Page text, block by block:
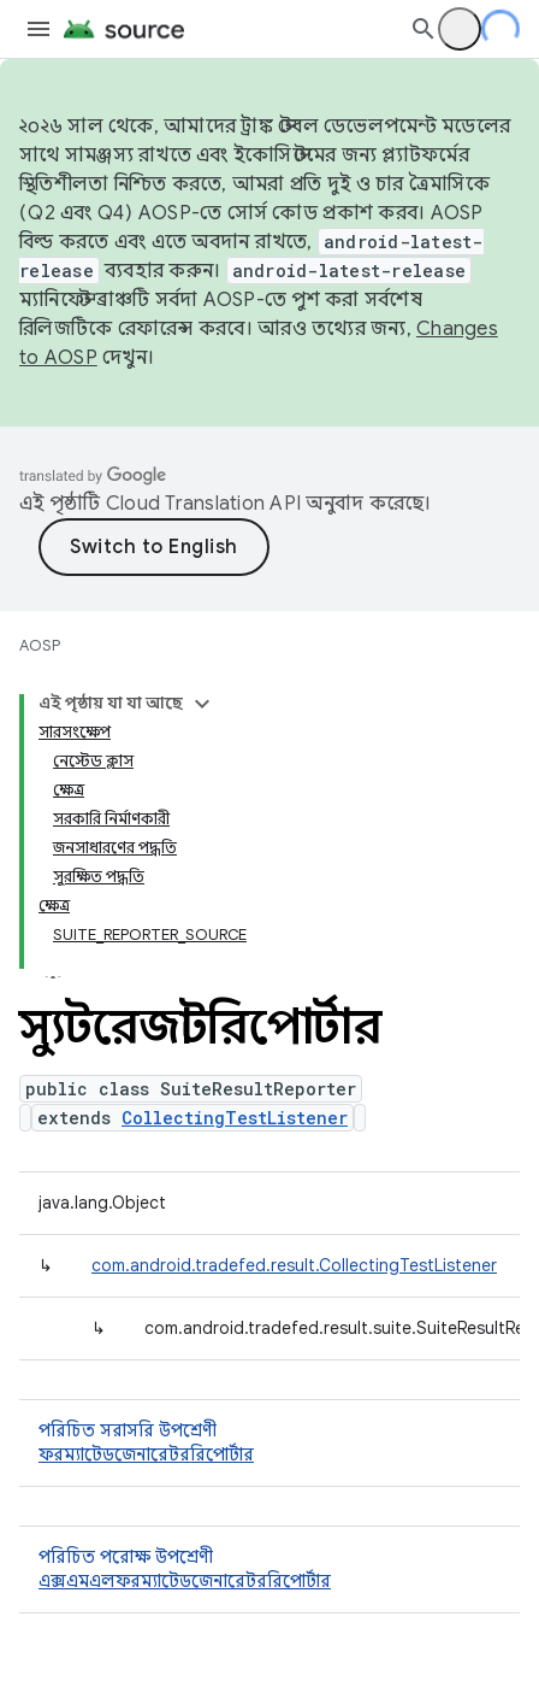
২০২৬ সাল থেকে, আমাদের ট্রাঙ্ক স্টেবল ডেভেলপমেন্ট মডেলের
সাথে সামঞ্জস্য রাখতে এবং ইকোসিস্টেমের জন্য প্ল্যাটফর্মের
স্থিতিশীলতা নিশ্চিত করতে, আমরা প্রতি দুই ও চার ত্রৈমাসিকে
(Q2 এবং Q4) AOSP-তে সোর্স কোড প্রকাশ করব। AOSP
বিল্ড করতে এবং এতে অবদান রাখতে,
android-latest-
release ব্যবহার করুন। android-latest-release
ম্যানিফেস্ট ব্রাঞ্চটি সর্বদা AOSP-তে পুশ করা সর্বশেষ
রিলিজটিকে রেফারেন্স করবে। আরও তথ্যের জন্য, Changes
to AOSP দেখুন।
এই পৃষ্ঠাটি Cloud Translation API অনুবাদ করেছে।
AOSP
এই পৃষ্ঠায় যা যা আছে
সারসংক্ষেপ
নেস্টেড ক্লাস
ক্ষেত্র
সরকারি নির্মাণকারী
জনসাধারণের পদ্ধতি
সুরক্ষিত পদ্ধতি
ক্ষেত্র
SUITE_REPORTER_SOURCE
স্যুটরেজাল্টরিপোর্টার
public class SuiteResultReporter
extends CollectingTestListener
java.lang.Object
↳ com.android.tradefed.result.CollectingTestListener
↳
পরিচিত সরাসরি উপশ্রেণী
ফরম্যাটেডজেনারেটররিপোর্টার
পরিচিত পরোক্ষ উপশ্রেণী
এক্সএমএলফরম্যাটেডজেনারেটররিপোর্টার